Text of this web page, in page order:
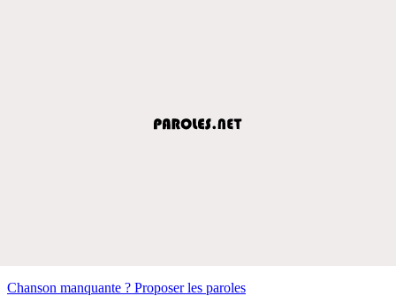
Chanson manquante ? Proposer les paroles